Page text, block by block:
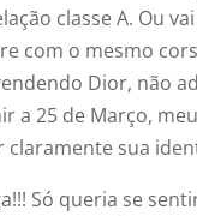
classe A. Ou
com o mesmo
Dior, não
a 25 de Março,
claramente sua
Só queria se